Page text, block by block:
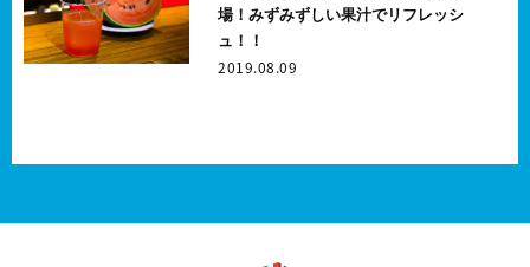
場！みずみずしい果汁でリフレッシ
ュ！！
2019.08.09